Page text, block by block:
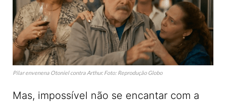
Pilar envenena Otoniel contra Arthur. Foto: Reprodução Globo
Mas, impossível não se encantar com a